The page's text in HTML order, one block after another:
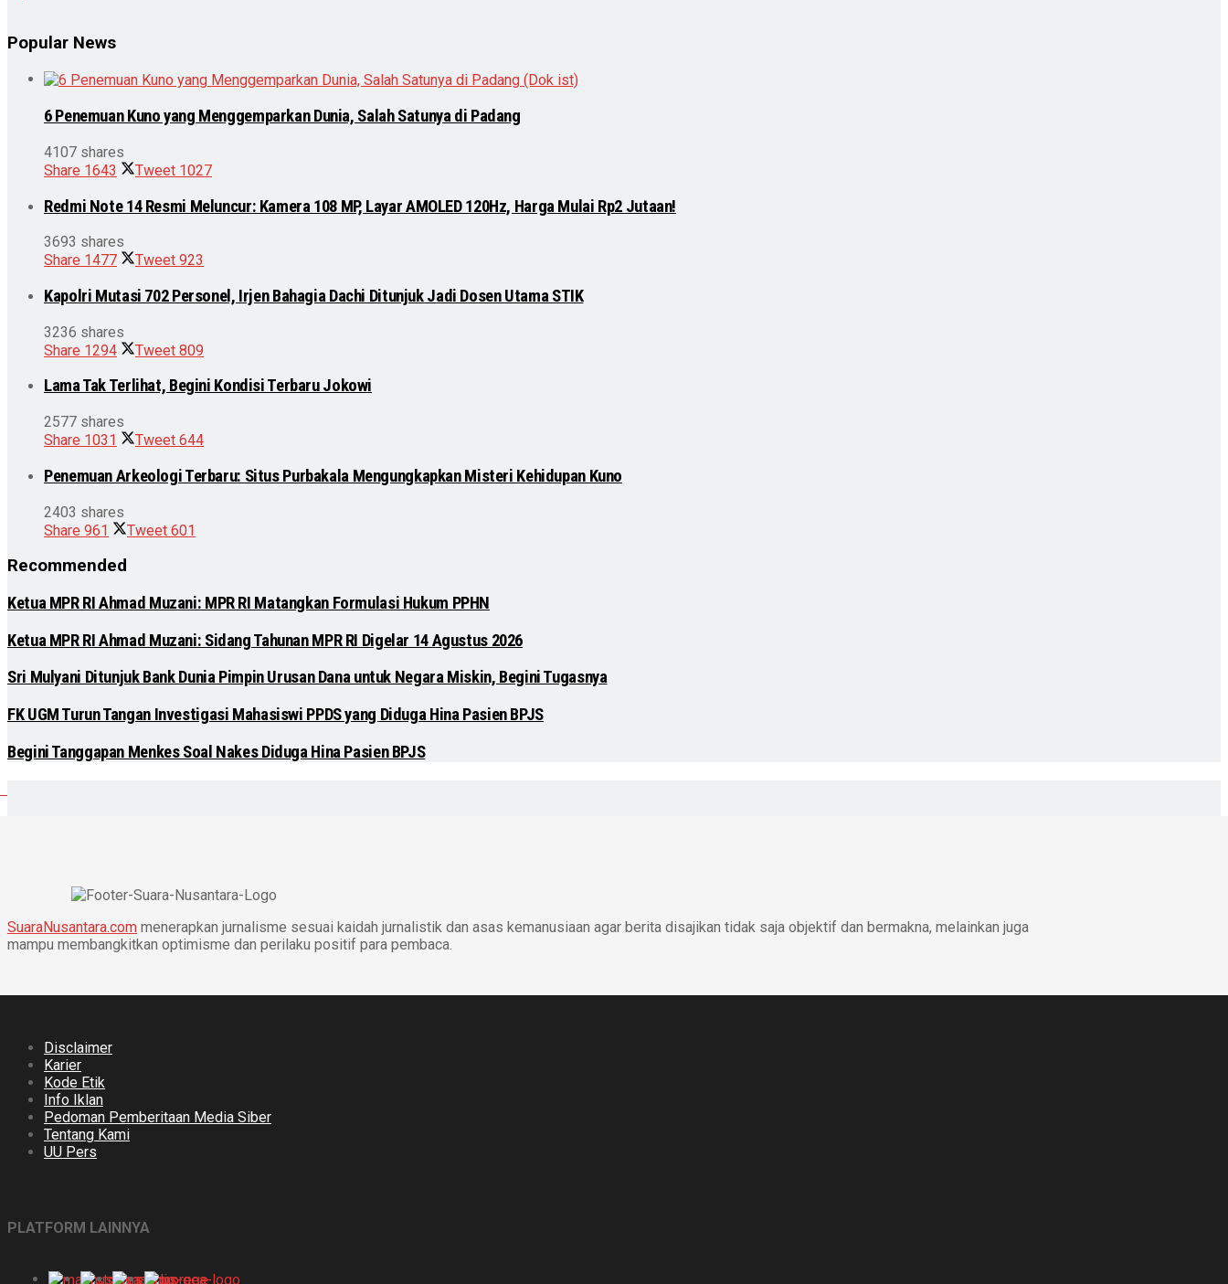
Popular News
6 Penemuan Kuno yang Menggemparkan Dunia, Salah Satunya di Padang
4107 shares
Share 1643 Tweet 1027
Redmi Note 14 Resmi Meluncur: Kamera 108 MP, Layar AMOLED 120Hz, Harga Mulai Rp2 Jutaan!
3693 shares
Share 1477 Tweet 923
Kapolri Mutasi 702 Personel, Irjen Bahagia Dachi Ditunjuk Jadi Dosen Utama STIK
3236 shares
Share 1294 Tweet 809
Lama Tak Terlihat, Begini Kondisi Terbaru Jokowi
2577 shares
Share 1031 Tweet 644
Penemuan Arkeologi Terbaru: Situs Purbakala Mengungkapkan Misteri Kehidupan Kuno
2403 shares
Share 961 Tweet 601
Recommended
Ketua MPR RI Ahmad Muzani: MPR RI Matangkan Formulasi Hukum PPHN
Ketua MPR RI Ahmad Muzani: Sidang Tahunan MPR RI Digelar 14 Agustus 2026
Sri Mulyani Ditunjuk Bank Dunia Pimpin Urusan Dana untuk Negara Miskin, Begini Tugasnya
FK UGM Turun Tangan Investigasi Mahasiswi PPDS yang Diduga Hina Pasien BPJS
Begini Tanggapan Menkes Soal Nakes Diduga Hina Pasien BPJS
SuaraNusantara.com menerapkan jurnalisme sesuai kaidah jurnalistik dan asas kemanusiaan agar berita disajikan tidak saja objektif dan bermakna, melainkan juga
mampu membangkitkan optimisme dan perilaku positif para pembaca.
Disclaimer
Karier
Kode Etik
Info Iklan
Pedoman Pemberitaan Media Siber
Tentang Kami
UU Pers
PLATFORM LAINNYA